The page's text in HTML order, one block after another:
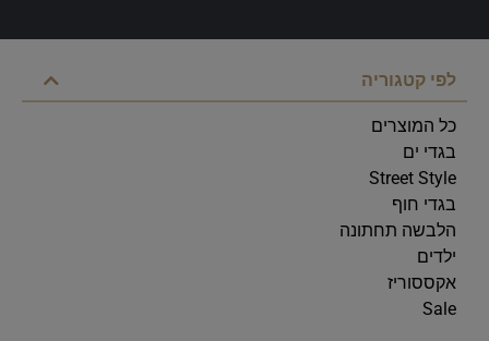
לפי קטגוריה
כל המוצרים
בגדי ים
Street Style
בגדי חוף
הלבשה תחתונה
ילדים
אקססוריז
Sale